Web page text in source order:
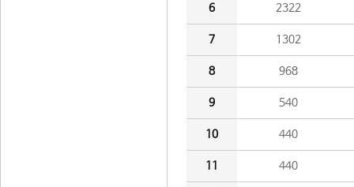
6 2322
7 1302
8 968
9 540
10 440
11 440